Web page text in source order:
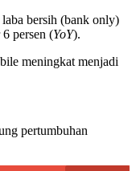
bersih (bank only)
persen (YoY).
meningkat menjadi
pertumbuhan